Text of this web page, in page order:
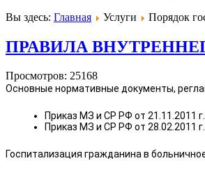
Вы здесь: Главная Услуги Порядок
ПРАВИЛА
Просмотров: 25168
Основные нормативные документы,
Приказ МЗ и СР РФ от 21.11.2011
Приказ МЗ и СР РФ от 28.02.2011
Госпитализация гражданина в